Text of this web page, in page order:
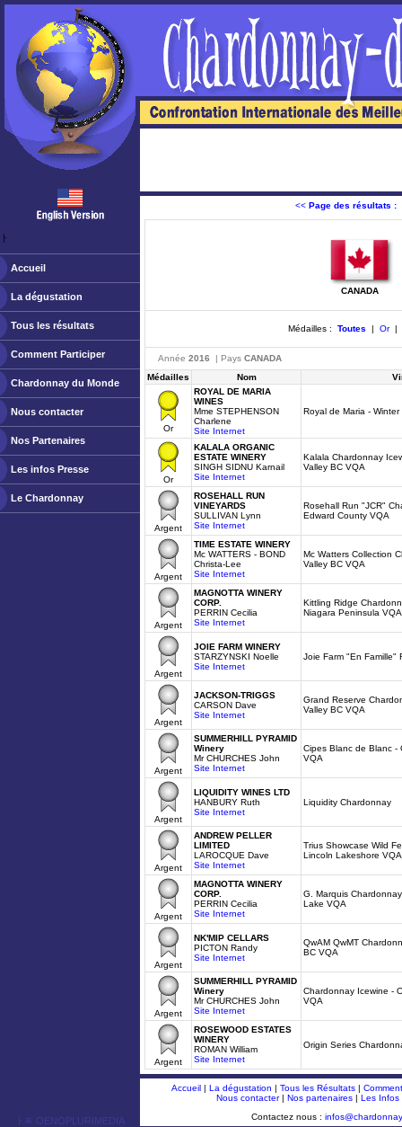
ￂﾠ
Accueil
La dégustation
Tous les résultats
Comment Participer
Chardonnay du Monde
Nous contacter
Nos Partenaires
Les infos Presse
Le Chardonnay
<< Page des résultats :
CANADA
Médailles : Toutes | Or|
Année 2016 | Pays CANADA
Médailles
Nom
Or
ROYAL DE MARIA
WINES
Mme STEPHENSON
Charlene
Site Internet
Royal de Maria -
Or
KALALA ORGANIC
ESTATE WINERY
SINGH SIDNU Karnail
Site Internet
Kalala Chardonnay
Valley BC VQA
Argent
ROSEHALL RUN
VINEYARDS
SULLIVAN Lynn
Site Internet
Rosehall Run "JCR"
Edward County VQA
Argent
TIME ESTATE WINERY
Mc WATTERS - BOND
Christa-Lee
Site Internet
Mc Watters Collection
Valley BC VQA
Argent
MAGNOTTA WINERY
CORP.
PERRIN Cecilia
Site Internet
Kittling Ridge
Niagara Peninsula VQA
Argent
JOIE FARM WINERY
STARZYNSKI Noelle
Site Internet
Joie Farm "En Famille"
Argent
JACKSON-TRIGGS
CARSON Dave
Site Internet
Grand Reserve
Valley BC VQA
Argent
SUMMERHILL PYRAMID
Winery
Mr CHURCHES John
Site Internet
Cipes Blanc de Blanc -
VQA
Argent
LIQUIDITY WINES LTD
HANBURY Ruth
Site Internet
Liquidity Chardonnay
Argent
ANDREW PELLER
LIMITED
LAROCQUE Dave
Site Internet
Trius Showcase Wild
Lincoln Lakeshore VQA
Argent
MAGNOTTA WINERY
CORP.
PERRIN Cecilia
Site Internet
G. Marquis
Lake VQA
Argent
NK'MIP CELLARS
PICTON Randy
Site Internet
QwAM QwMT
BC VQA
Argent
SUMMERHILL PYRAMID
Winery
Mr CHURCHES John
Site Internet
Chardonnay Icewine -
VQA
Argent
ROSEWOOD ESTATES
WINERY
ROMAN William
Site Internet
Origin Series
ￂﾮ OENOPLURIMEDIA
Accueil| La dégustation | Tous les Résultats|
Nous contacter| Nos partenaires| Les Infos
Contactez nous :